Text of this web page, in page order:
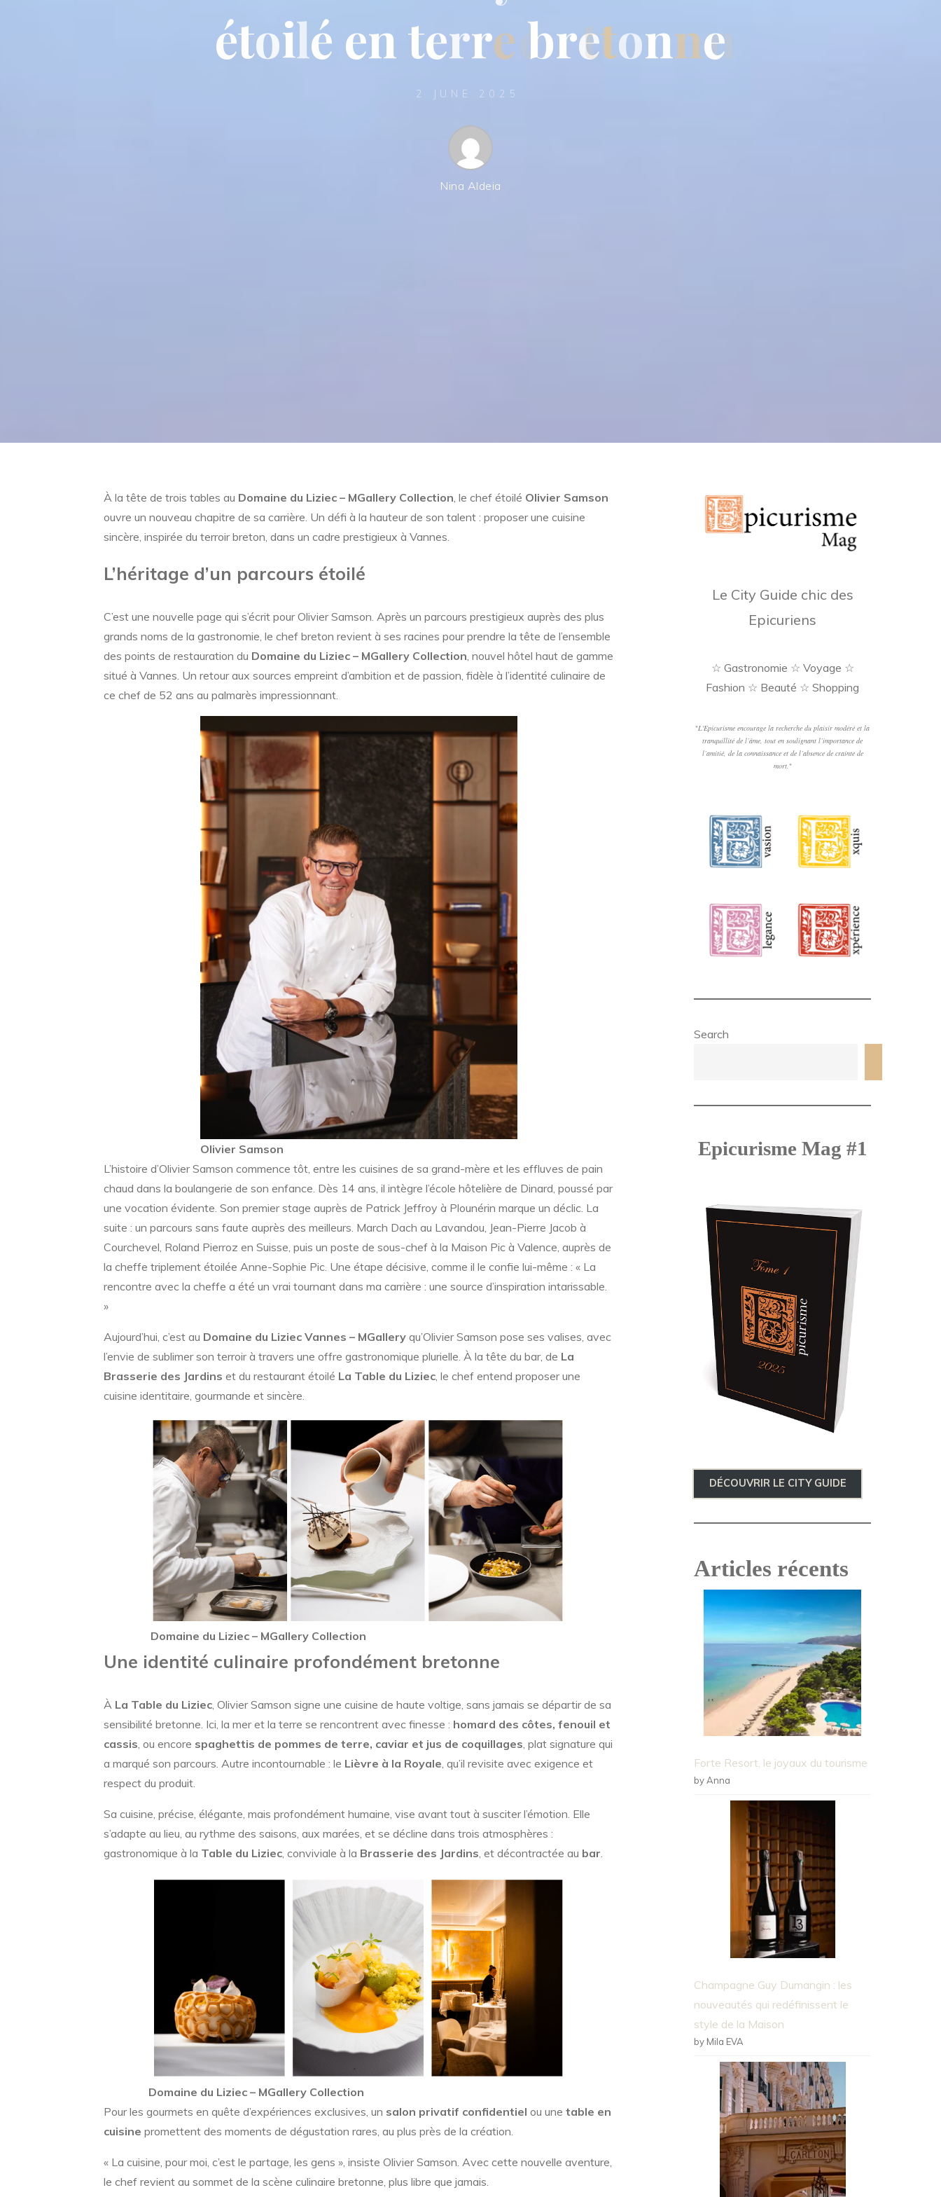
étoilé en terre bretonne
2 JUNE 2025
Nina Aldeia
À la tête de trois tables au Domaine du Liziec – MGallery Collection, le chef étoilé Olivier Samson
ouvre un nouveau chapitre de sa carrière. Un défi à la hauteur de son talent : proposer une cuisine
sincère, inspirée du terroir breton, dans un cadre prestigieux à Vannes.
L’héritage d’un parcours étoilé
C’est une nouvelle page qui s’écrit pour Olivier Samson. Après un parcours prestigieux auprès des plus
grands noms de la gastronomie, le chef breton revient à ses racines pour prendre la tête de l’ensemble
des points de restauration du Domaine du Liziec – MGallery Collection, nouvel hôtel haut de gamme
situé à Vannes. Un retour aux sources empreint d’ambition et de passion, fidèle à l’identité culinaire de
ce chef de 52 ans au palmarès impressionnant.
Olivier Samson
L’histoire d’Olivier Samson commence tôt, entre les cuisines de sa grand-mère et les effluves de pain
chaud dans la boulangerie de son enfance. Dès 14 ans, il intègre l’école hôtelière de Dinard, poussé par
une vocation évidente. Son premier stage auprès de Patrick Jeffroy à Plounérin marque un déclic. La
suite : un parcours sans faute auprès des meilleurs. March Dach au Lavandou, Jean-Pierre Jacob à
Courchevel, Roland Pierroz en Suisse, puis un poste de sous-chef à la Maison Pic à Valence, auprès de
la cheffe triplement étoilée Anne-Sophie Pic. Une étape décisive, comme il le confie lui-même : « La
rencontre avec la cheffe a été un vrai tournant dans ma carrière : une source d’inspiration intarissable.
»
Aujourd’hui, c’est au Domaine du Liziec Vannes – MGallery qu’Olivier Samson pose ses valises, avec
l’envie de sublimer son terroir à travers une offre gastronomique plurielle. À la tête du bar, de La
Brasserie des Jardins et du restaurant étoilé La Table du Liziec, le chef entend proposer une
cuisine identitaire, gourmande et sincère.
Domaine du Liziec – MGallery Collection
Une identité culinaire profondément bretonne
À La Table du Liziec, Olivier Samson signe une cuisine de haute voltige, sans jamais se départir de sa
sensibilité bretonne. Ici, la mer et la terre se rencontrent avec finesse : homard des côtes, fenouil et
cassis, ou encore spaghettis de pommes de terre, caviar et jus de coquillages, plat signature qui
a marqué son parcours. Autre incontournable : le Lièvre à la Royale, qu’il revisite avec exigence et
respect du produit.
Sa cuisine, précise, élégante, mais profondément humaine, vise avant tout à susciter l’émotion. Elle
s’adapte au lieu, au rythme des saisons, aux marées, et se décline dans trois atmosphères :
gastronomique à la Table du Liziec, conviviale à la Brasserie des Jardins, et décontractée au bar.
Domaine du Liziec – MGallery Collection
Pour les gourmets en quête d’expériences exclusives, un salon privatif confidentiel ou une table en
cuisine promettent des moments de dégustation rares, au plus près de la création.
« La cuisine, pour moi, c’est le partage, les gens », insiste Olivier Samson. Avec cette nouvelle aventure,
le chef revient au sommet de la scène culinaire bretonne, plus libre que jamais.
Le City Guide chic des
Epicuriens
☆ Gastronomie ☆ Voyage ☆
Fashion ☆ Beauté ☆ Shopping
"L'Epicurisme encourage la recherche du plaisir modéré et la
tranquillité de l’âme, tout en soulignant l’importance de
l’amitié, de la connaissance et de l’absence de crainte de
mort. "
Search
Epicurisme Mag #1
DÉCOUVRIR LE CITY GUIDE
Articles récents
Forte Resort, le joyaux du tourisme
by Anna
Champagne Guy Dumangin : les
nouveautés qui redéfinissent le
style de la Maison
by Mila EVA